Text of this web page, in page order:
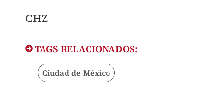
CHZ
TAGS RELACIONADOS:
Ciudad de México